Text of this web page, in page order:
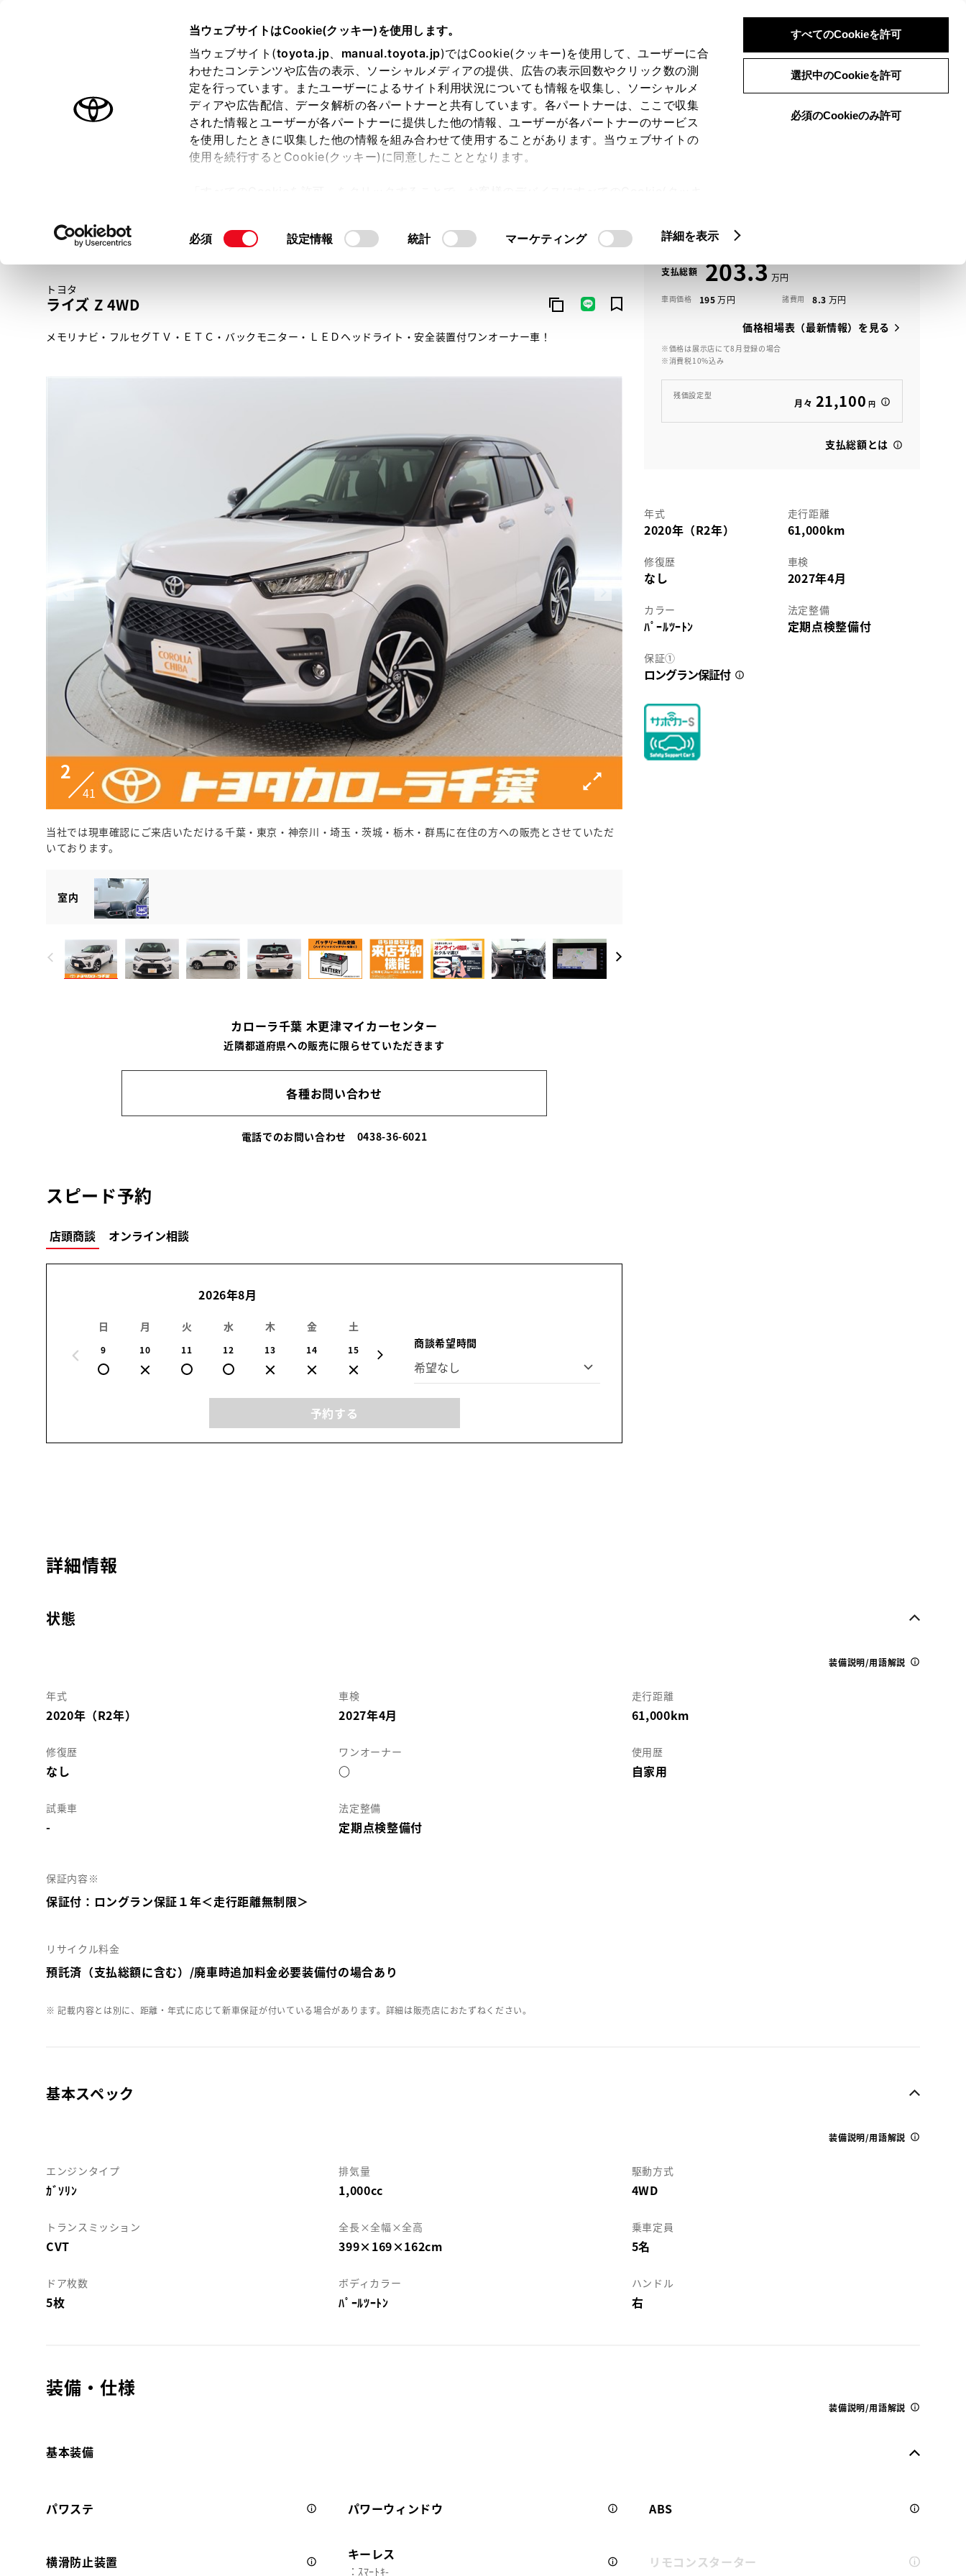
当ウェブサイトはCookie(クッキー)を使用します。
当ウェブサイト(toyota.jp、 manual.toyota.jp)ではCookie(クッキー)を使用して、ユーザーに合
わせたコンテンツや広告の表示、ソーシャルメディアの提供、広告の表示回数やクリック数の測
定を行っています。またユーザーによるサイト利用状況についても情報を収集し、ソーシャルメ
ディアや広告配信、データ解析の各パートナーと共有しています。各パートナーは、ここで収集
された情報とユーザーが各パートナーに提供した他の情報、ユーザーが各パートナーのサービス
を使用したときに収集した他の情報を組み合わせて使用することがあります。当ウェブサイトの
使用を続行するとCookie(クッキー)に同意したこととなります。
て」をご覧ください。
同
必須 設定情報 統計 マーケティング 詳細を表示
すべてのCookieを許可
選択中のCookieを許可
必須のCookieのみ許可
ログイン 検索 メニュー
オーナーサポート トピックス
トヨタ認定中古車 メニュー
トヨタ認定中古車の魅力 3つの買い方 オンライン購入お気に入り 保存した見積り
トヨタ
ライズ Z 4WD
メモリナビ・フルセグＴＶ・ＥＴＣ・バックモニター・ＬＥＤヘッドライト・安全装置付ワンオーナー車！
2
41
当社では現車確認にご来店いただける千葉・東京・神奈川・埼玉・茨城・栃木・群馬に在住の方への販売とさせていただ
いております。
室内
カローラ千葉 木更津マイカーセンター
近隣都道府県への販売に限らせていただきます
各種お問い合わせ
電話でのお問い合わせ 0438-36-6021
スピード予約
店頭商談 オンライン相談
2026年8月
日
9
月
10
火
11
水
12
木
13
金
14
土
15 17 18
商談希望時間
予約する
支払総額 203.3
車両価格 195 諸費用 8.3
価格相場表（最新情報）を見る
※価格は展示店にて8月登録の場合
※消費税10%込み
残価設定型
月々 21,100 円
支払総額とは
年式
2020年（R2年）
走行距離
61,000km
修復歴
なし
車検
2027年4月
カラー
ﾊﾟｰﾙﾂｰﾄﾝ
法定整備
定期点検整備付
保証①
ロングラン保証付
詳細情報
状態
装備説明/用語解説
年式
2020年（R2年）
車検
2027年4月
走行距離
61,000km
修復歴
なし
ワンオーナー
○
使用歴
自家用
試乗車
-
法定整備
定期点検整備付
保証内容※
保証付：ロングラン保証１年＜走行距離無制限＞
リサイクル料金
預託済（支払総額に含む）/廃車時追加料金必要装備付の場合あり
※ 記載内容とは別に、距離・年式に応じて新車保証が付いている場合があります。詳細は販売店におたずねください。
基本スペック
装備説明/用語解説
エンジンタイプ
ｶﾞｿﾘﾝ
排気量
1,000cc
駆動方式
4WD
トランスミッション
CVT
全長×全幅×全高
399×169×162cm
乗車定員
5名
ドア枚数
5枚
ボディカラー
ﾊﾟｰﾙﾂｰﾄﾝ
ハンドル
右
装備・仕様
装備説明/用語解説
基本装備
パワステ パワーウィンドウ ABS
横滑防止装置 キーレス
：ｽﾏｰﾄｷ-
リモコンスターター